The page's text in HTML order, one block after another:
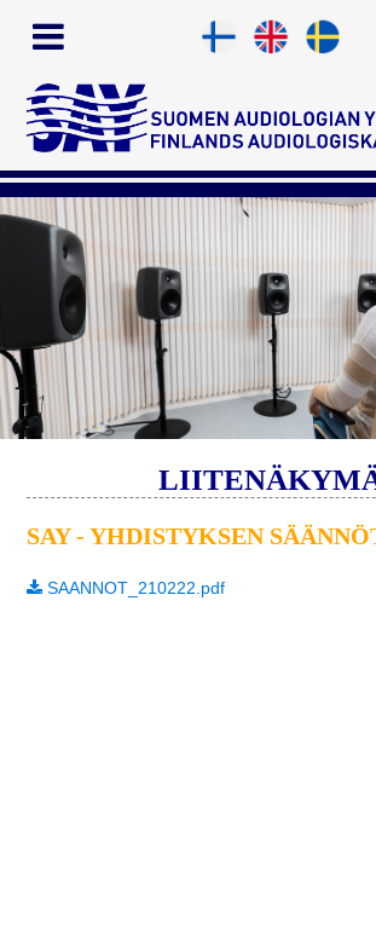
SAY - YHDISTYKSEN
SAANNOT_210222.pdf